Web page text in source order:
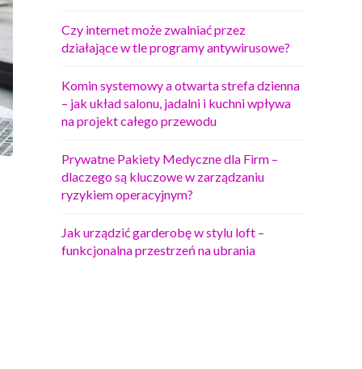
Czy internet może zwalniać przez
działające w tle programy antywirusowe?
Komin systemowy a otwarta strefa dzienna
– jak układ salonu, jadalni i kuchni wpływa
na projekt całego przewodu
Prywatne Pakiety Medyczne dla Firm –
dlaczego są kluczowe w zarządzaniu
ryzykiem operacyjnym?
Jak urządzić garderobę w stylu loft –
funkcjonalna przestrzeń na ubrania